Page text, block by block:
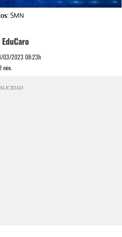
SMN
EduCaro
03/2023 08:23h
min.